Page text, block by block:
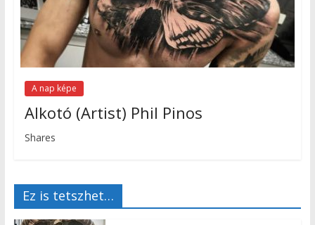
A nap képe
Alkotó (Artist) Phil Pinos
Shares
Ez is tetszhet…